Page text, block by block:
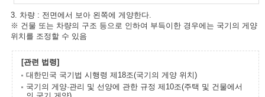
3. 차량 : 전면에서 보아 왼쪽에 게양한다.
※ 건물 또는 차량의 구조 등으로 인하여 부득이한 경우에는 국기의 게양
위치를 조정할 수 있음
[관련 법령]
대한민국 국기법 시행령 제18조(국기의 게양 위치)
국기의 게양·관리 및 선양에 관한 규정 제10조(주택 및 건물에서